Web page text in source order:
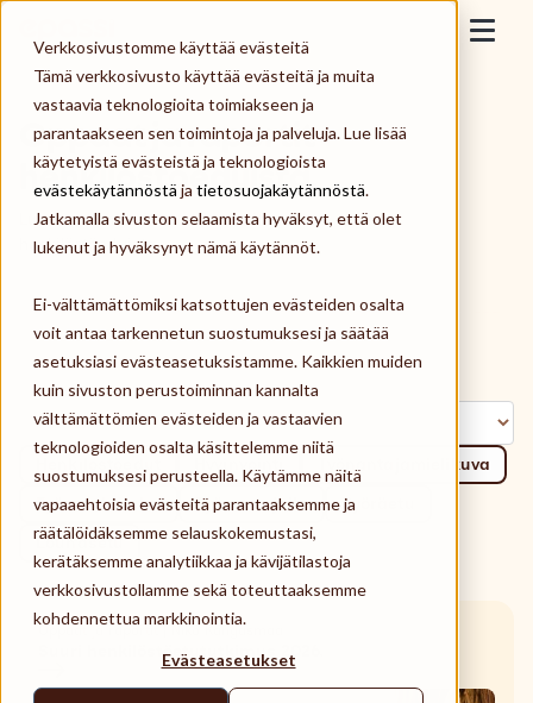
Verkkosivustomme käyttää evästeitä
Tämä verkkosivusto käyttää evästeitä ja muita
vastaavia teknologioita toimiakseen ja
parantaakseen sen toimintoja ja palveluja. Lue lisää
käytetyistä evästeistä ja teknologioista
evästekäytännöstä ja tietosuojakäytännöstä.
Jatkamalla sivuston selaamista hyväksyt, että olet
lukenut ja hyväksynyt nämä käytännöt.
Ei-välttämättömiksi katsottujen evästeiden osalta
voit antaa tarkennetun suostumuksesi ja säätää
asetuksiasi evästeasetuksistamme. Kaikkien muiden
kuin sivuston perustoiminnan kannalta
välttämättömien evästeiden ja vastaavien
teknologioiden osalta käsittelemme niitä
suostumuksesi perusteella. Käytämme näitä
vapaaehtoisia evästeitä parantaaksemme ja
räätälöidäksemme selauskokemustasi,
kerätäksemme analytiikkaa ja kävijätilastoja
verkkosivustollamme sekä toteuttaaksemme
kohdennettua markkinointia.
Evästeasetukset
Skip to content
Työnantaja
Työntekijä
Palveluntarjoaja
Meistä
Kirjaudu
Tilaa Epassi
Käyttöpaikat
Tuki
Oppaat ja raportit
henkilöstöeduista.
Lue ajankohtaisimmat raportit ja lataa oppaat
henkilöstöeduista.
Työnantajamielikuva
Työsuhde-edut
Työnantajalle
Pyöräetu
Lounasetu
Suuri henkilöstöetututkimus 2026.